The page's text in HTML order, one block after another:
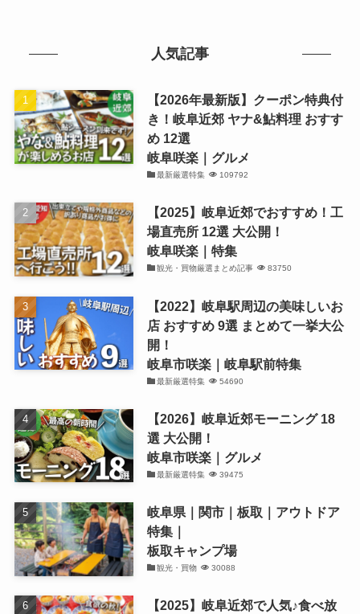
人気記事
【2026年最新版】クーポン特典付
き！岐阜近郊 ヤナ&鮎料理 おすす
め 12選
岐阜咲楽｜グルメ
最新厳選特集 109792
【2025】岐阜近郊でおすすめ！工
場直売所 12選 大公開！
岐阜咲楽｜特集
観光・買物厳選まとめ記事 83750
【2022】岐阜駅周辺の美味しいお
店 おすすめ 9選 まとめて一挙大公
開！
岐阜市咲楽｜岐阜駅前特集
最新厳選特集 54690
【2026】岐阜近郊モーニング 18
選 大公開！
岐阜市咲楽｜グルメ
最新厳選特集 39475
岐阜県｜関市｜板取｜アウトドア
特集｜
板取キャンプ場
観光・買物 30088
【2025】岐阜近郊で人気♪食べ放